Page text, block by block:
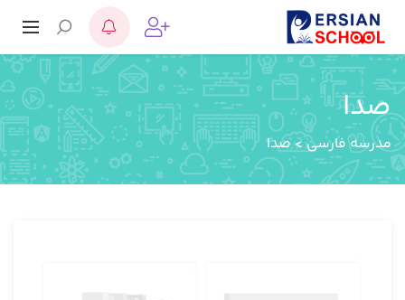
صدا
مدرسه فارسی>صدا